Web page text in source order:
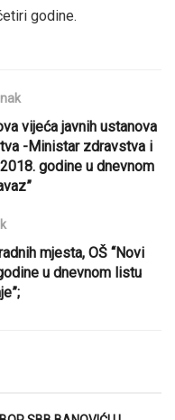
godine.
vijeća javnih ustanova
-Ministar zdravstva i
godine u dnevnom
mjesta, OŠ “Novi
u dnevnom listu